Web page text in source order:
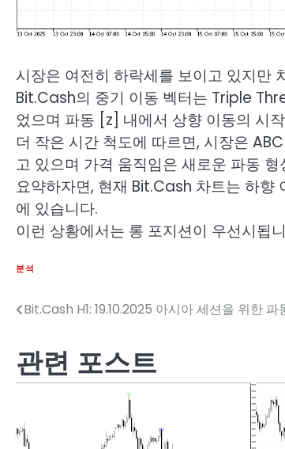
시장은 여전히 하락세를 보이고 있지만
Bit.Cash의 중기 이동 벡터는 Triple
었으며 파동 [z] 내에서 상향 이동의 시
더 작은 시간 척도에 따르면, 시장은
고 있으며 가격 움직임은 새로운 파동
요약하자면, 현재 Bit.Cash 차트는 하향
에 있습니다.
이런 상황에서는 롱 포지션이 우선시됩
분석
글
색
Bit.Cash H1: 19.10.2025 아시아 세션을 위한 파
관련 포스트